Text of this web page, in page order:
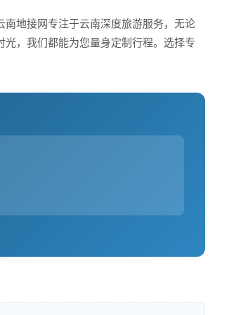
地接网专注于云南深度旅游服务，无论
，我们都能为您量身定制行程。选择专